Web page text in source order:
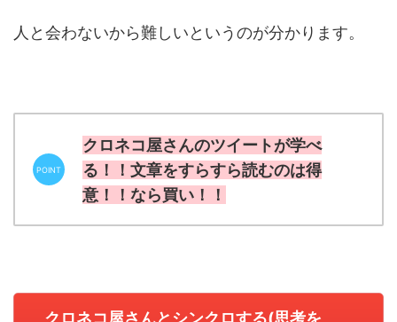
人と会わないから難しいというのが分かります。
クロネコ屋さんのツイートが学べ
る！！文章をすらすら読むのは得
意！！なら買い！！
クロネコ屋さんとシンクロする(思考を